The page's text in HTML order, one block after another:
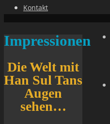
Kontakt
Impressionen
Die Welt mit
Han Sul Tans
Augen
sehen…